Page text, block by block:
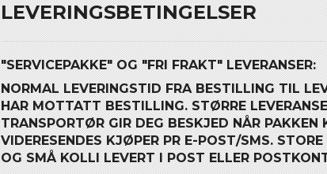
LEVERINGSBETINGELSER
"SERVICEPAKKE" OG "FRI FRAKT" LEVERANSER:
NORMAL LEVERINGSTID FRA BESTILLING TIL
HAR MOTTATT BESTILLING. STØRRE
TRANSPORTØR GIR DEG BESKJED NÅR PAKKEN
VIDERESENDES KJØPER PR E-POST/SMS.
OG SMÅ KOLLI LEVERT I POST ELLER